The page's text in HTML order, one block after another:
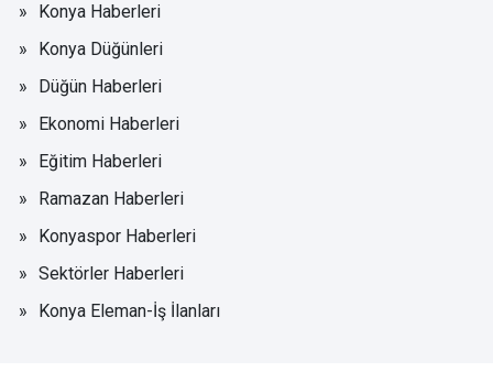
Konya Haberleri
Konya Düğünleri
Düğün Haberleri
Ekonomi Haberleri
Eğitim Haberleri
Ramazan Haberleri
Konyaspor Haberleri
Sektörler Haberleri
Konya Eleman-İş İlanları